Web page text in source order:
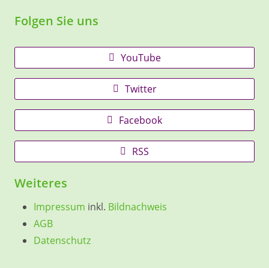
Folgen Sie uns
YouTube
Twitter
Facebook
RSS
Weiteres
Impressum inkl. Bildnachweis
AGB
Datenschutz